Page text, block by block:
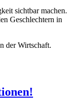
sichtbar machen.
Geschlechtern in
der Wirtschaft.